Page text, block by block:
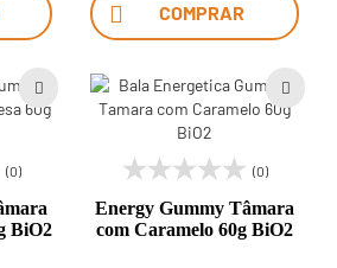
COMPRAR
(0)
BiO2
(0)
Energy Gummy Tâmara
com Caramelo 60g BiO2